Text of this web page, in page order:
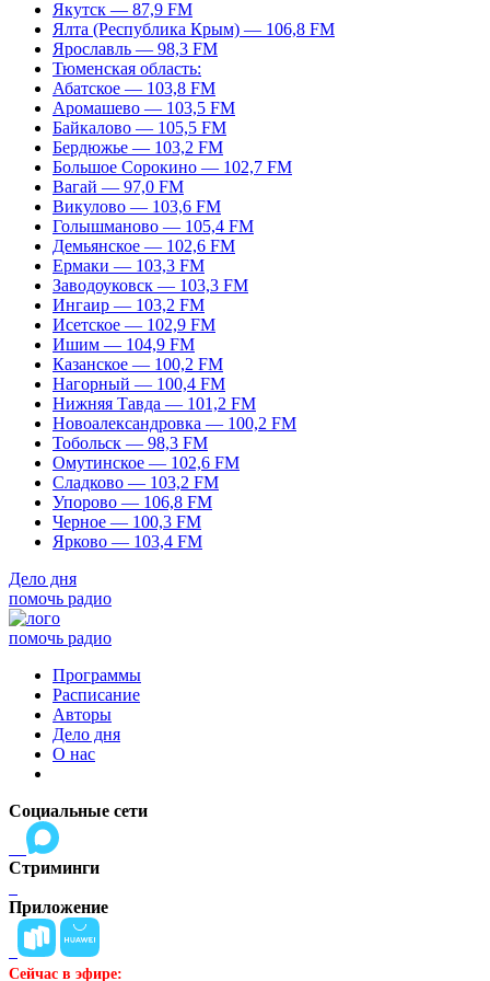
Якутск — 87,9 FM
Ялта (Республика Крым) — 106,8 FM
Ярославль — 98,3 FM
Тюменская область:
Абатское — 103,8 FM
Аромашево — 103,5 FM
Байкалово — 105,5 FM
Бердюжье — 103,2 FM
Большое Сорокино — 102,7 FM
Вагай — 97,0 FM
Викулово — 103,6 FM
Голышманово — 105,4 FM
Демьянское — 102,6 FM
Ермаки — 103,3 FM
Заводоуковск — 103,3 FM
Ингаир — 103,2 FM
Исетское — 102,9 FM
Ишим — 104,9 FM
Казанское — 100,2 FM
Нагорный — 100,4 FM
Нижняя Тавда — 101,2 FM
Новоалександровка — 100,2 FM
Тобольск — 98,3 FM
Омутинское — 102,6 FM
Сладково — 103,2 FM
Упорово — 106,8 FM
Черное — 100,3 FM
Ярково — 103,4 FM
Дело дня
помочь радио
помочь радио
Программы
Расписание
Авторы
Дело дня
О нас
Социальные сети
Стриминги
Приложение
Сейчас в эфире: